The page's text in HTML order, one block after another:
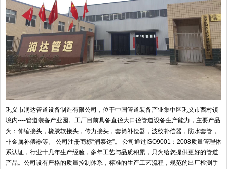
巩义市润达管道设备制造有限公司，位于中国管道装备产业集中区巩义市西村镇
境内----管道装备产业园。工厂目前具备直径大口径管道设备生产能力，主要产品
为：伸缩接头，橡胶软接头，传力接头，套筒补偿器，波纹补偿器，防水套管，
非金属补偿器等。 公司注册商标“润泰达”。 公司通过ISO9001：2008质量管理体
系认证，行业十几年生产经验，多年工艺与品质积累，只为给您提供更好的管道
产品。公司设有严格的质量控制体系，标准的生产工艺流程，规范的出厂检测手